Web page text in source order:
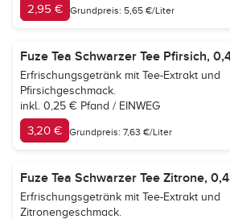
2,95 € Grundpreis: 5,65 €/Liter
Fuze Tea Schwarzer Tee Pfirsich,
Erfrischungsgetränk mit Tee-Extrakt und
Pfirsichgeschmack.
inkl. 0,25 € Pfand / EINWEG
3,20 € Grundpreis: 7,63 €/Liter
Fuze Tea Schwarzer Tee Zitrone,
Erfrischungsgetränk mit Tee-Extrakt und
Zitronengeschmack.